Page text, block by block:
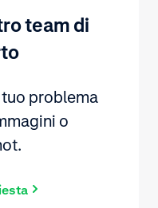
team di
problema
o